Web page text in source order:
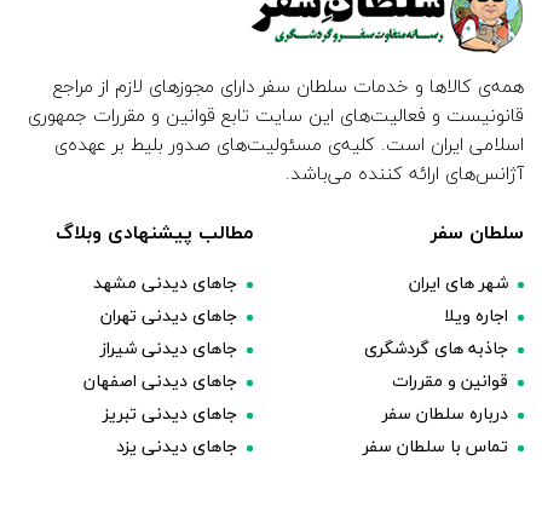
همه‌ی کالاها و خدمات سلطان سفر دارای مجوزهای لازم از مراجع
قانونیست و فعالیت‌های این سایت تابع قوانین و مقررات جمهوری
اسلامی ایران است. کلیه‌ی مسئولیت‌های صدور بلیط بر عهده‌ی
آژانس‌های ارائه کننده می‌باشد.
سلطان سفر
شهر های ایران
اجاره ویلا
جاذبه های گردشگری
قوانین و مقررات
درباره سلطان سفر
تماس با سلطان سفر
مطالب پیشنهادی وبلاگ
جاهای دیدنی مشهد
جاهای دیدنی تهران
جاهای دیدنی شیراز
جاهای دیدنی اصفهان
جاهای دیدنی تبریز
جاهای دیدنی یزد